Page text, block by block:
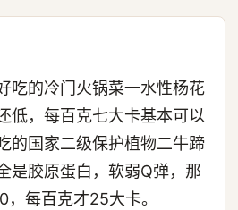
吃的冷门火锅菜一水性杨花
低，每百克七大卡基本可以
的国家二级保护植物二牛蹄
是胶原蛋白，软弱Q弹，那
每百克才25大卡。